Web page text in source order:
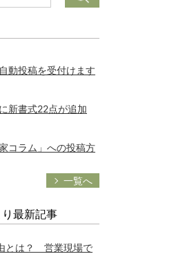
動投稿を受付けます
新書式22点が追加
コラム」への投稿方
一覧へ
最新記事
とは？ 営業現場で